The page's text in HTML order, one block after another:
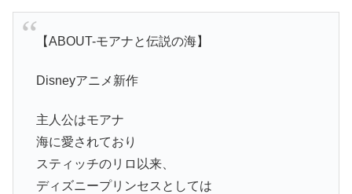
【ABOUT-モアナと伝説の海】
Disneyアニメ新作
主人公はモアナ
海に愛されており
スティッチのリロ以来、
ディズニープリンセスとしては